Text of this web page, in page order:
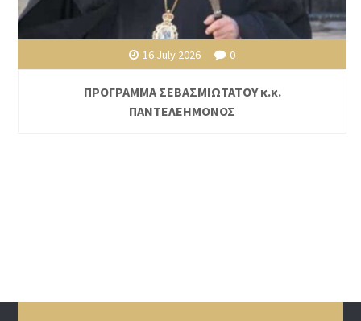
16 July 2026 0
ΠΡΟΓΡΑΜΜΑ ΣΕΒΑΣΜΙΩΤΑΤΟΥ κ.κ.
ΠΑΝΤΕΛΕΗΜΟΝΟΣ